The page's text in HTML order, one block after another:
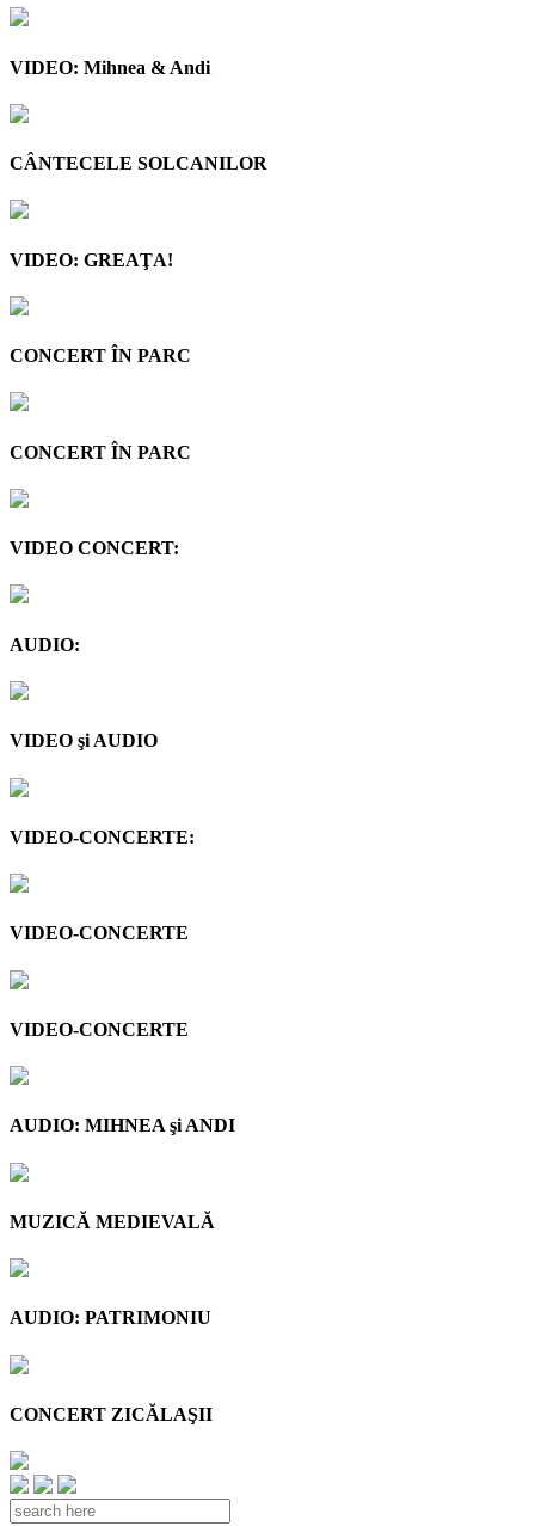
VIDEO: Mihnea & Andi
CÂNTECELE SOLCANILOR
VIDEO: GREAŢA!
CONCERT ÎN PARC
CONCERT ÎN PARC
VIDEO CONCERT:
AUDIO:
VIDEO şi AUDIO
VIDEO-CONCERTE:
VIDEO-CONCERTE
VIDEO-CONCERTE
AUDIO: MIHNEA şi ANDI
MUZICĂ MEDIEVALĂ
AUDIO: PATRIMONIU
CONCERT ZICĂLAŞII